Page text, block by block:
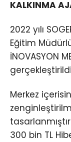
KALKINMA
2022 yılı
Eğitim
İNOVASYON
Merkez
300 bin TL